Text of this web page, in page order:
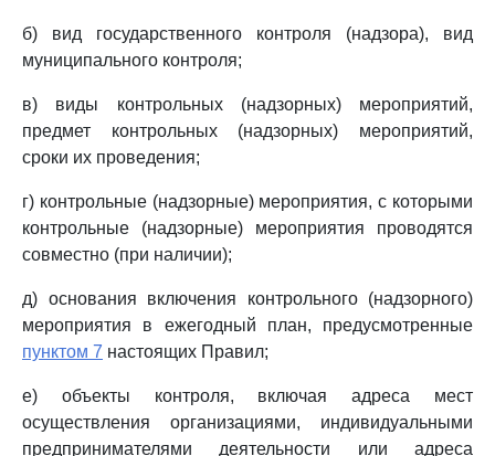
б) вид государственного контроля (надзора), вид
муниципального контроля;
в) виды контрольных (надзорных) мероприятий,
предмет контрольных (надзорных) мероприятий,
сроки их проведения;
г) контрольные (надзорные) мероприятия, с которыми
контрольные (надзорные) мероприятия проводятся
совместно (при наличии);
д) основания включения контрольного (надзорного)
мероприятия в ежегодный план, предусмотренные
пунктом 7 настоящих Правил;
е) объекты контроля, включая адреса мест
осуществления организациями, индивидуальными
предпринимателями деятельности или адреса